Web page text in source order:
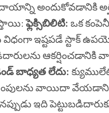
అందుకోవడానికి
ఫ్లెక్సిబిలిటి: ఒక
ఇష్టపడే స్టాక్
బాధ్యత లేదు:
చెల్లింపులను వాయిదా
ఇది